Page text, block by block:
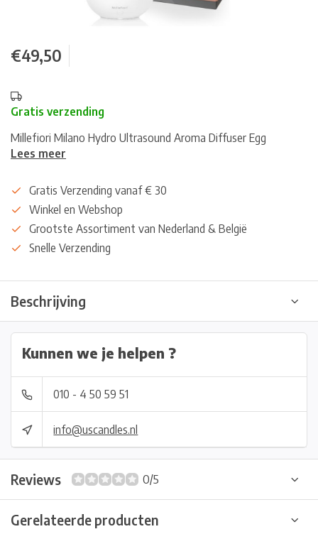
€49,50
Gratis verzending
Millefiori Milano Hydro Ultrasound Aroma Diffuser Egg
Lees meer
Gratis Verzending vanaf € 30
Winkel en Webshop
Grootste Assortiment van Nederland & België
Snelle Verzending
Beschrijving
Kunnen we je helpen ?
010 - 4 50 59 51
info@uscandles.nl
Reviews 0/5
Gerelateerde producten